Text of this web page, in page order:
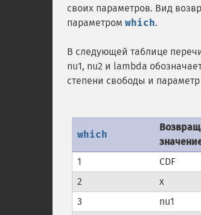
своих параметров. Вид
параметром which.
В следующей таблице
nu1, nu2 и lambda
степени свободы и
which
1 CDF
2
x
3
nu1